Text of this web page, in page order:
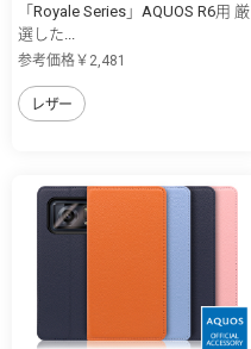
「Royale Series」AQUOS R6用 厳
選した...
参考価格￥2,481
レザー